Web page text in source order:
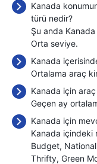
Kanada
türü nedir?
Şu anda
Orta seviye.
Kanada
Ortalama araç
Kanada için
Geçen ay
Kanada için
Kanada içindeki
Budget
Thrifty Green